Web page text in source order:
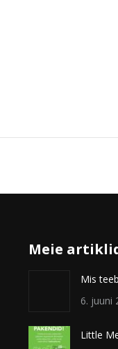
Meie
Mis
6. juuni
Little